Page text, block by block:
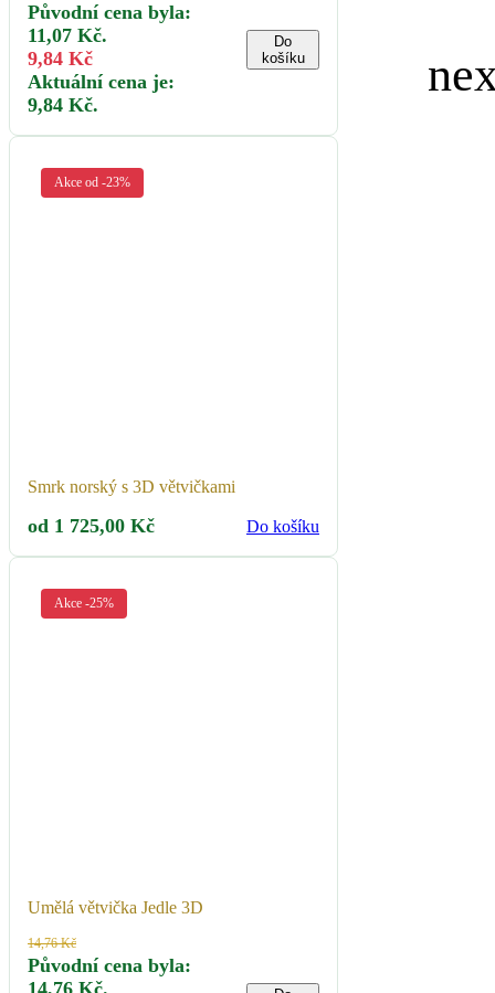
Původní cena byla:
11,07 Kč.
9,84 Kč
Aktuální cena je:
9,84 Kč.
Do
košíku
Akce od -23%
Smrk norský s 3D větvičkami
od 1 725,00 Kč Do košíku
Akce -25%
Umělá větvička Jedle 3D
14,76Kč
Původní cena byla: